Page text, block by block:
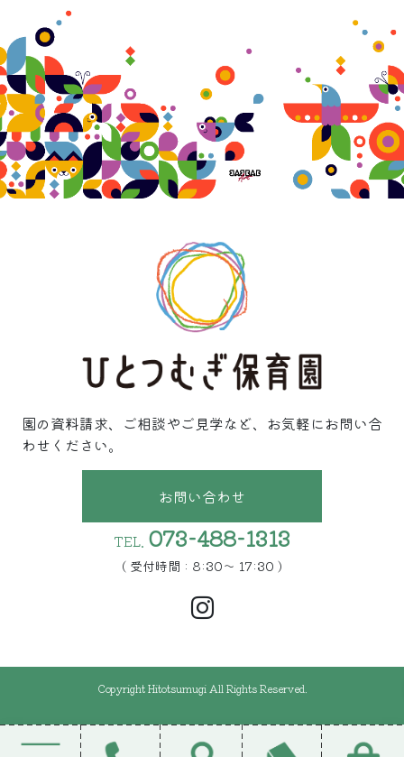
園の資料請求、ご相談やご見学など、お気軽にお問い合
わせください。
お問い合わせ
TEL. 073-488-1313
( 受付時間 : 8:30〜 17:30 )
Copyright Hitotsumugi All Rights Reserved.